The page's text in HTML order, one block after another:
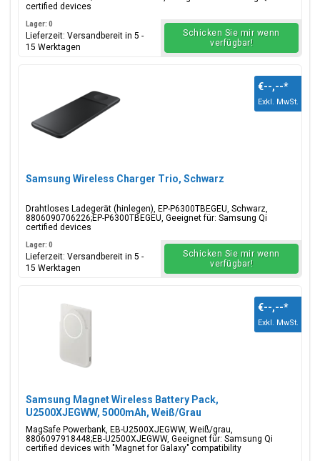
certified devices
Lager: 0
Lieferzeit: Versandbereit in 5 -
15 Werktagen
Schicken Sie mir wenn
verfügbar!
Samsung Wireless Charger Trio, Schwarz
Drahtloses Ladegerät (hinlegen), EP-P6300TBEGEU, Schwarz,
8806090706226;EP-P6300TBEGEU, Geeignet für: Samsung Qi
certified devices
€--,--*
Exkl. MwSt.
Lager: 0
Lieferzeit: Versandbereit in 5 -
15 Werktagen
Schicken Sie mir wenn
verfügbar!
Samsung Magnet Wireless Battery Pack,
U2500XJEGWW, 5000mAh, Weiß/Grau
MagSafe Powerbank, EB-U2500XJEGWW, Weiß/grau,
8806097918448;EB-U2500XJEGWW, Geeignet für: Samsung Qi
certified devices with "Magnet for Galaxy" compatibility
€--,--*
Exkl. MwSt.